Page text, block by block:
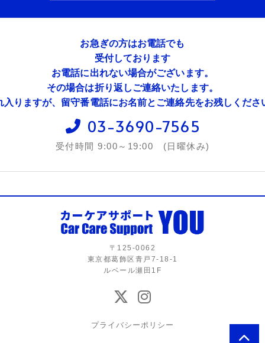
お急ぎの方はお電話でも
受付しております
お電話に出れない場合がございます。
その場合は折り返しご連絡いたします。
入りますが、留守番電話にお名前とご連絡先をお残しくださ
03-3690-7565
受付時間 9:00～19:00 (日曜休み)
〒125-0062
東京都葛飾区青戸7-18-1
ルベール瀬田1F
プライバシーポリシー